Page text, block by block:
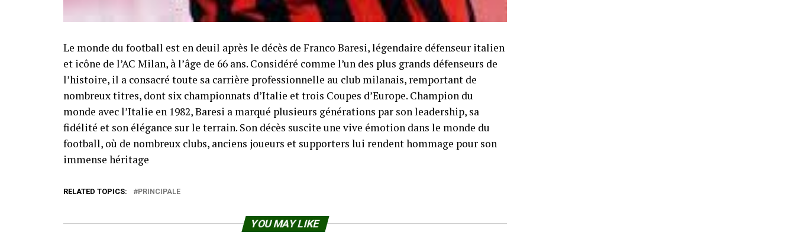
Le monde du football est en deuil après le décès de Franco Baresi, légendaire défenseur italien
et icône de l’AC Milan, à l’âge de 66 ans. Considéré comme l’un des plus grands défenseurs de
l’histoire, il a consacré toute sa carrière professionnelle au club milanais, remportant de
nombreux titres, dont six championnats d’Italie et trois Coupes d’Europe. Champion du
monde avec l’Italie en 1982, Baresi a marqué plusieurs générations par son leadership, sa
fidélité et son élégance sur le terrain. Son décès suscite une vive émotion dans le monde du
football, où de nombreux clubs, anciens joueurs et supporters lui rendent hommage pour son
immense héritage
RELATED TOPICS: PRINCIPALE
YOU MAY LIKE